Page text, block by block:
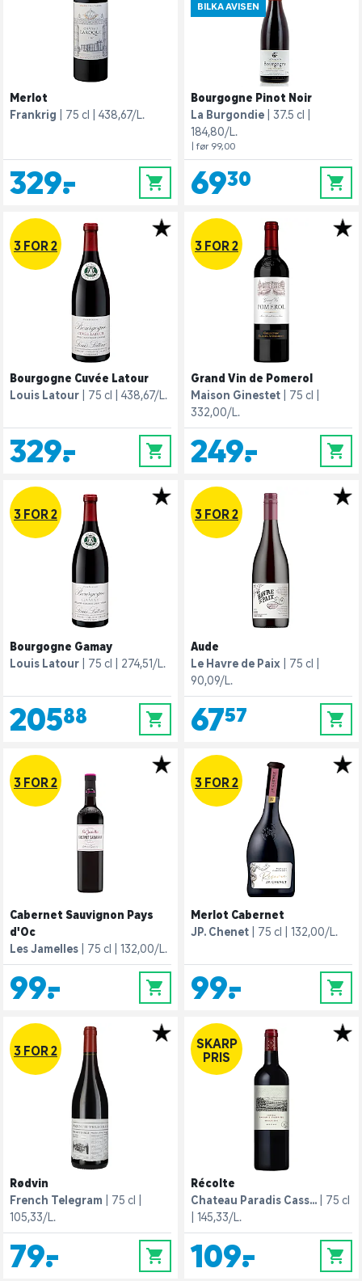
Merlot
Frankrig
75 cl 438,67/L.
329,- 0
BILKA AVISEN
Bourgogne Pinot Noir
La Burgondie
37.5 cl
184,80/L.
| før 99,00
69,30 0
3 FOR 2
Bourgogne Cuvée Latour
Louis Latour
75 cl 438,67/L.
329,- 0
3 FOR 2
Grand Vin de Pomerol
Maison Ginestet
75 cl
332,00/L.
249,- 0
3 FOR 2
Bourgogne Gamay
Louis Latour
75 cl 274,51/L.
205,88 0
3 FOR 2
Aude
Le Havre de Paix
75 cl
90,09/L.
67,57 0
3 FOR 2
Cabernet Sauvignon Pays
d'Oc
Les Jamelles
75 cl 132,00/L.
99,- 0
3 FOR 2
Merlot Cabernet
JP. Chenet
75 cl 132,00/L.
99,- 0
3 FOR 2
Rødvin
French Telegram
75 cl
105,33/L.
79,- 0
SKARP
PRIS
Récolte
Chateau Paradis Cass...
75 cl
145,33/L.
109,- 0